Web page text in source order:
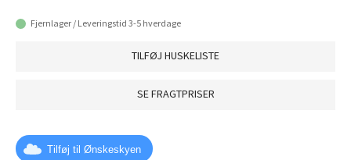
Fjernlager / Leveringstid 3-5 hverdage
TILFØJ HUSKELISTE
SE FRAGTPRISER
Tilføj til Ønskeskyen